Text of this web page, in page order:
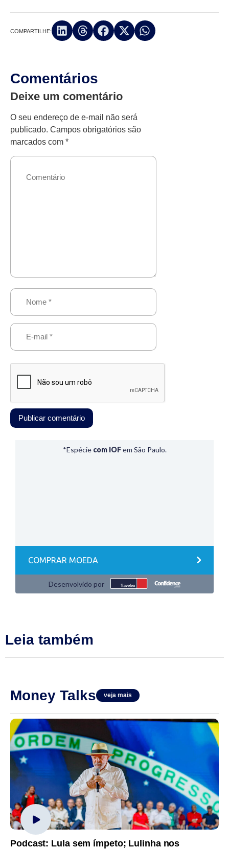
COMPARTILHE:
Comentários
Deixe um comentário
O seu endereço de e-mail não será
publicado. Campos obrigatórios são
marcados com *
Leia também
Money Talks veja mais
Podcast: Lula sem ímpeto; Lulinha nos